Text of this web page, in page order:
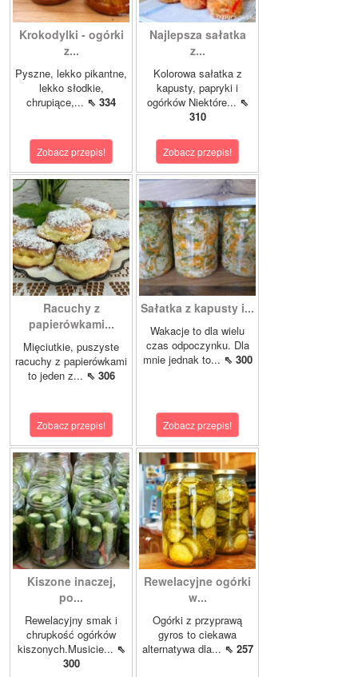
Krokodylki - ogórki
z...
Pyszne, lekko pikantne,
lekko słodkie,
chrupiące,... ⇖ 334
Zobacz przepis!
Najlepsza sałatka
z...
Kolorowa sałatka z
kapusty, papryki i
ogórków Niektóre... ⇖
310
Zobacz przepis!
Racuchy z
papierówkami...
Mięciutkie, puszyste
racuchy z papierówkami
to jeden z... ⇖ 306
Zobacz przepis!
Sałatka z kapusty i...
Wakacje to dla wielu
czas odpoczynku. Dla
mnie jednak to... ⇖ 300
Zobacz przepis!
Kiszone inaczej,
po...
Rewelacyjny smak i
chrupkość ogórków
kiszonych.Musicie... ⇖
300
Rewelacyjne ogórki
w...
Ogórki z przyprawą
gyros to ciekawa
alternatywa dla... ⇖ 257